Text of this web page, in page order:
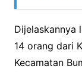
Dijelaskannya
14 orang dari
Kecamatan